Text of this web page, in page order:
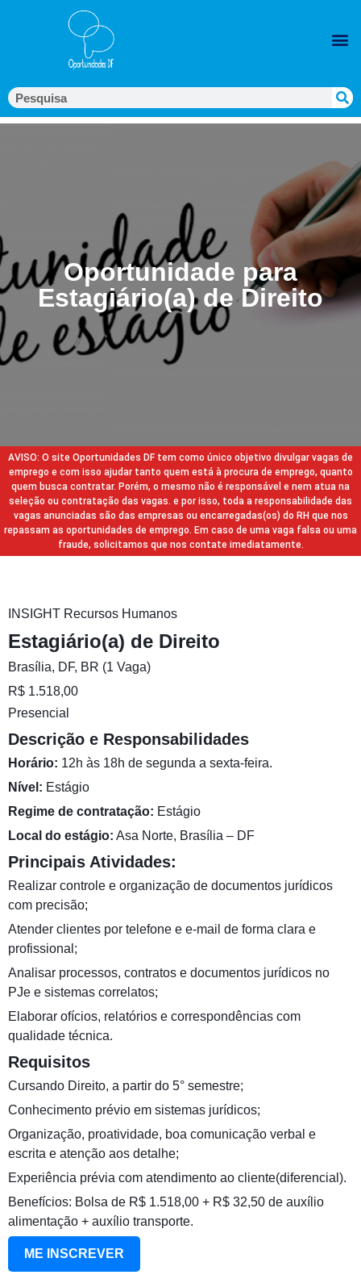
Oportunidade para
Estagiário(a) de Direito
AVISO: O site Oportunidades DF tem como único objetivo divulgar vagas de
emprego e com isso ajudar tanto quem está à procura de emprego, quanto
quem busca contratar. Porém, o mesmo não é responsável e nem atua na
seleção ou contratação das vagas. e por isso, toda a responsabilidade das
vagas anunciadas são das empresas ou encarregadas(os) do RH que nos
repassam as oportunidades de emprego. Em caso de uma vaga falsa ou uma
fraude, solicitamos que nos contate imediatamente.
INSIGHT Recursos Humanos
Estagiário(a) de Direito
Brasília, DF, BR (1 Vaga)
R$ 1.518,00
Presencial
Descrição e Responsabilidades
Horário: 12h às 18h de segunda a sexta-feira.
Nível: Estágio
Regime de contratação: Estágio
Local do estágio: Asa Norte, Brasília – DF
Principais Atividades:
Realizar controle e organização de documentos jurídicos
com precisão;
Atender clientes por telefone e e-mail de forma clara e
profissional;
Analisar processos, contratos e documentos jurídicos no
PJe e sistemas correlatos;
Elaborar ofícios, relatórios e correspondências com
qualidade técnica.
Requisitos
Cursando Direito, a partir do 5° semestre;
Conhecimento prévio em sistemas jurídicos;
Organização, proatividade, boa comunicação verbal e
escrita e atenção aos detalhe;
Experiência prévia com atendimento ao cliente(diferencial).
Benefícios: Bolsa de R$ 1.518,00 + R$ 32,50 de auxílio
alimentação + auxílio transporte.
ME INSCREVER